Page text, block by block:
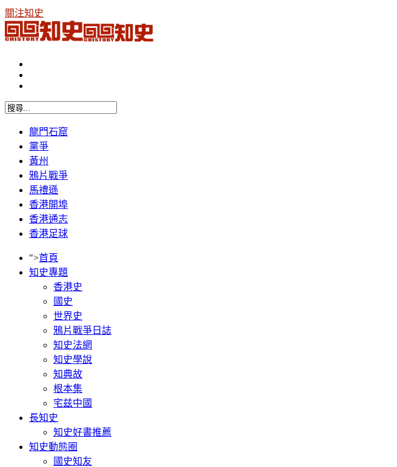
關注知史
龍門石窟
黨爭
黃州
鴉片戰爭
馬禮遜
香港開埠
香港通志
香港足球
">首頁
知史專題
香港史
國史
世界史
鴉片戰爭日誌
知史法網
知史學說
知典故
根本集
宅兹中國
長知史
知史好書推薦
知史動態圈
國史知友